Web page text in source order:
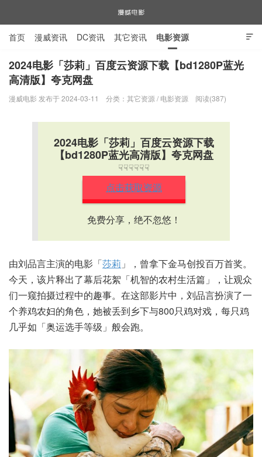
漫威电影

首页 漫威资讯 DC资讯 其它资讯 电影资源
电视剧资源 漫威图片
2024电影「莎莉」百度云资源下载【bd1280P蓝光
高清版】夸克网盘
漫威电影 发布于 2024-03-11 分类： 其它资源 / 电影资源 阅读(387)
2024电影「莎莉」百度云资源下载
【bd1280P蓝光高清版】夸克网盘
☟☟☟☟☟☟
点击获取资源
免费分享，绝不忽悠！
由刘品言主演的电影「莎莉 」，曾拿下金马创投百万首奖。
今天，该片释出了幕后花絮「机智的农村生活篇」，让观众
们一窥拍摄过程中的趣事。在这部影片中，刘品言扮演了一
个养鸡农妇的角色，她被丢到乡下与800只鸡对戏，每只鸡
几乎如「奥运选手等级」般会跑。